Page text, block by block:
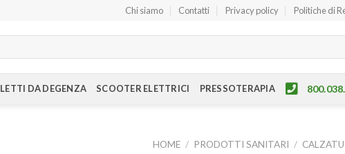
Chi siamo Contatti Privacy policy Politiche di
LETTI DA DEGENZA SCOOTER ELETTRICI PRESSOTERAPIA
HOME / PRODOTTI SANITARI /